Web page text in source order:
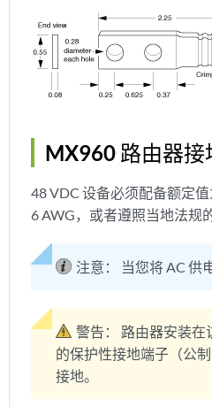
MX960 路由器接
48 VDC 设备必须配备额定
6 AWG，或者遵照当地法规
注意： 当您将 AC 供
警告：
路由器安装在
的保护性接地端子（公
接地。